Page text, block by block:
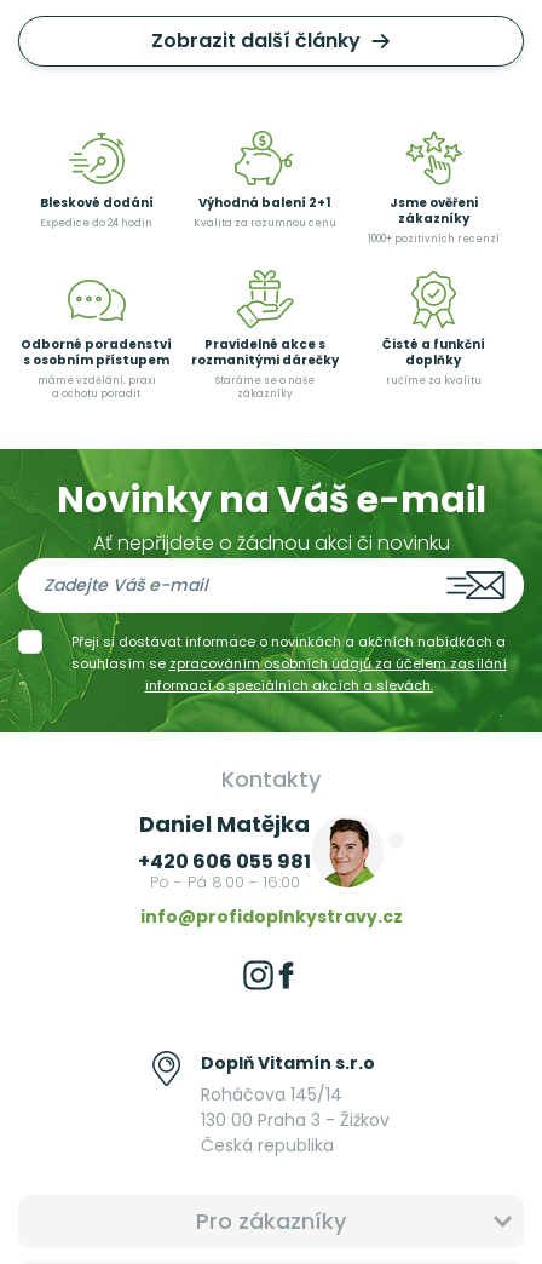
Zobrazit další články
Bleskové dodání
Expedice do 24 hodin
Výhodná balení 2+1
Kvalita za rozumnou cenu
Jsme ověřeni
zákazníky
1000+ pozitivních recenzí
Odborné poradenství
s osobním přístupem
máme vzdělání, praxi
a ochotu poradit
Pravidelné akce s
rozmanitými dárečky
Staráme se o naše
zákazníky
Čisté a funkční
doplňky
ručíme za kvalitu
Novinky na Váš e-mail
Ať nepřijdete o žádnou akci či novinku
Přeji si dostávat informace o novinkách a akčních nabídkách a
souhlasím se zpracováním osobních údajů za účelem zasílání
informací o speciálních akcích a slevách.
Kontakty
Daniel Matějka
+420 606 055 981
Po - Pá 8:00 - 16:00
info@profidoplnkystravy.cz
Doplň Vitamín s.r.o
Roháčova 145/14
130 00 Praha 3 - Žižkov
Česká republika
Pro zákazníky